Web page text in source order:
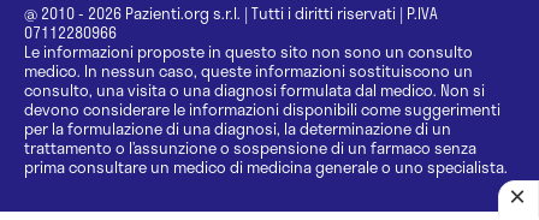
@ 2010 - 2026 Pazienti.org s.r.l. | Tutti i diritti riservati | P.IVA
07112280966
Le informazioni proposte in questo sito non sono un consulto
medico. In nessun caso, queste informazioni sostituiscono un
consulto, una visita o una diagnosi formulata dal medico. Non si
devono considerare le informazioni disponibili come suggerimenti
per la formulazione di una diagnosi, la determinazione di un
trattamento o l’assunzione o sospensione di un farmaco senza
prima consultare un medico di medicina generale o uno specialista.